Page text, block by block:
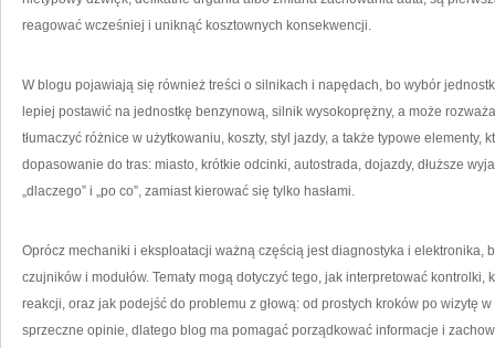
reagować wcześniej i uniknąć kosztownych konsekwencji.
W blogu pojawiają się również treści o silnikach i napędach, bo wybór
lepiej postawić na jednostkę benzynową, silnik wysokoprężny, a może
tłumaczyć różnice w użytkowaniu, koszty, styl jazdy, a także typowe elementy,
dopasowanie do tras: miasto, krótkie odcinki, autostrada, dojazdy, dłuższe
„dlaczego” i „po co”, zamiast kierować się tylko hasłami.
Oprócz mechaniki i eksploatacji ważną częścią jest diagnostyka i elektronika,
czujników i modułów. Tematy mogą dotyczyć tego, jak interpretować kontrolki,
reakcji, oraz jak podejść do problemu z głową: od prostych kroków po wizytę
sprzeczne opinie, dlatego blog ma pomagać porządkować informacje i